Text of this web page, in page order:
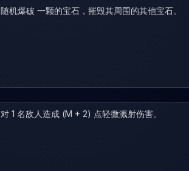
随机爆破 一颗的宝石，摧毁其周围的其他宝石。
对 1 名敌人造成 (M + 2) 点轻微溅射伤害。